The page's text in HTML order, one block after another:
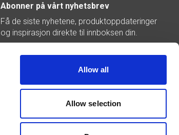
Allow all
Allow selection
Abonner på vårt nyhetsbrev
Få de siste nyhetene, produktoppdateringer
og inspirasjon direkte til innboksen din.
Abonner